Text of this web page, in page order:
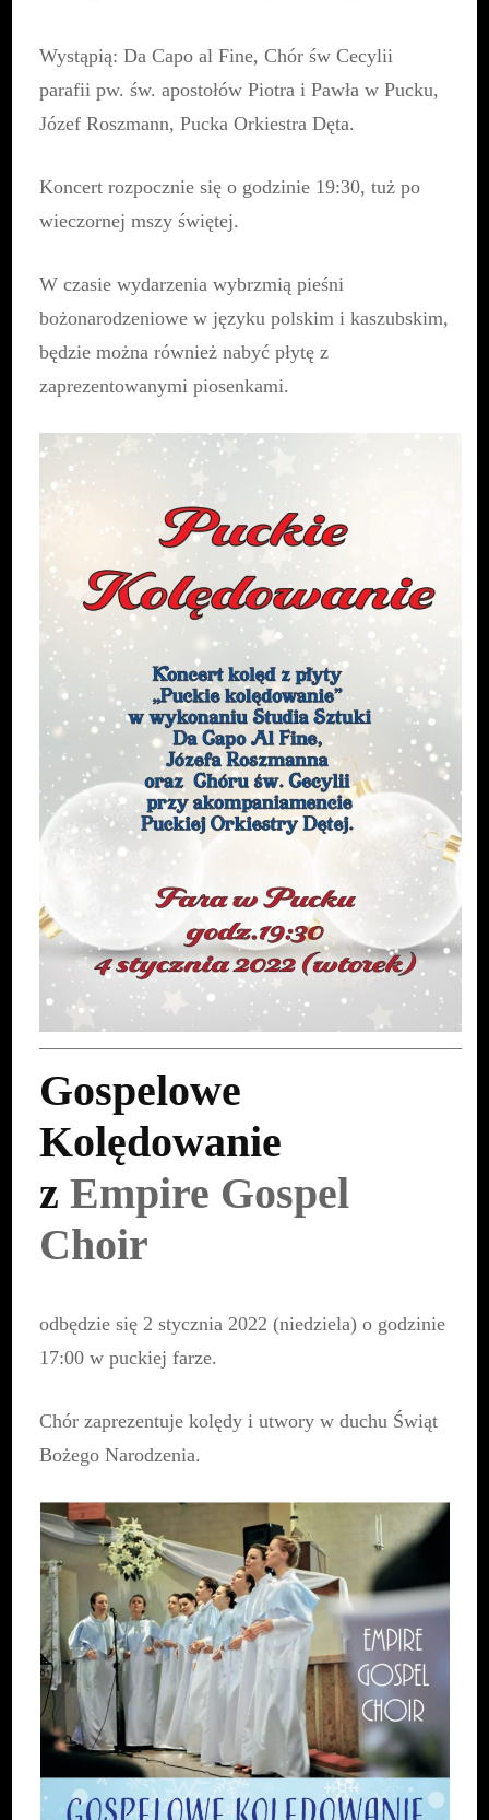
Wystąpią:Da Capo al Fine,Chór św Cecylii
parafii pw. św. apostołów Piotra i Pawła w Pucku,
Józef Roszmann, Pucka Orkiestra Dęta.
Koncert rozpocznie się o godzinie 19:30, tuż po
wieczornej mszy świętej.
W czasie wydarzenia wybrzmią pieśni
bożonarodzeniowe w języku polskim i kaszubskim,
będzie można również nabyć płytę z
zaprezentowanymi piosenkami.
—————————————————————–
Gospelowe
Kolędowanie
zEmpire Gospel
Choir
odbędzie się 2 stycznia 2022 (niedziela) o godzinie
17:00 w puckiej farze.
Chór zaprezentuje kolędy i utwory w duchu Świąt
Bożego Narodzenia.